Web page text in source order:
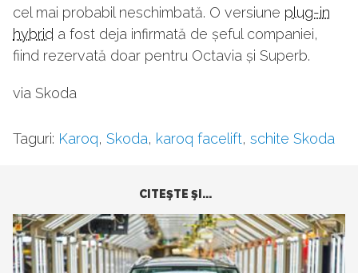
cel mai probabil neschimbată. O versiune plug-in
hybrid a fost deja infirmată de șeful companiei,
fiind rezervată doar pentru Octavia și Superb.
via Skoda
Taguri: Karoq, Skoda, karoq facelift, schite Skoda
CITEŞTE ŞI...